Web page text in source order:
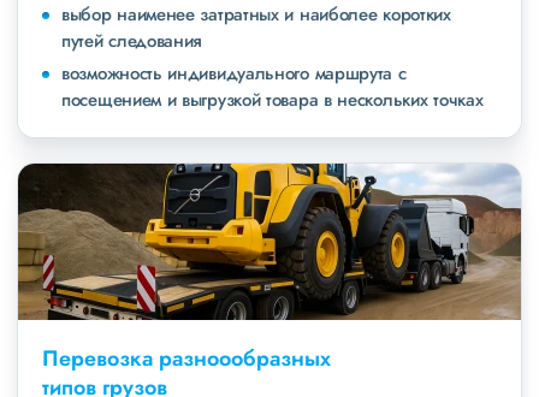
выбор наименее затратных и наиболее коротких
путей следования
возможность индивидуального маршрута с
посещением и выгрузкой товара в нескольких точках
Перевозка разноообразных
типов грузов